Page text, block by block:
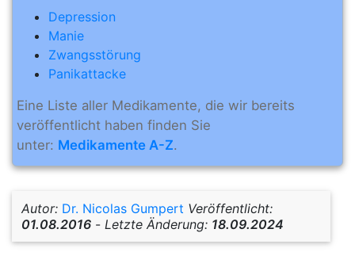
Depression
Manie
Zwangsstörung
Panikattacke
Eine Liste aller Medikamente, die wir bereits
veröffentlicht haben finden Sie
unter: Medikamente A-Z.
Autor: Dr. Nicolas Gumpert Veröffentlicht:
01.08.2016 - Letzte Änderung: 18.09.2024